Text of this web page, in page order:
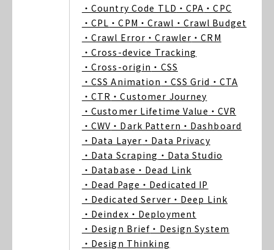
・Country Code TLD ・CPA ・CPC
・CPL ・CPM ・Crawl ・Crawl Budget
・Crawl Error ・Crawler ・CRM
・Cross-device Tracking
・Cross-origin ・CSS
・CSS Animation ・CSS Grid ・CTA
・CTR ・Customer Journey
・Customer Lifetime Value ・CVR
・CWV ・Dark Pattern ・Dashboard
・Data Layer ・Data Privacy
・Data Scraping ・Data Studio
・Database ・Dead Link
・Dead Page ・Dedicated IP
・Dedicated Server ・Deep Link
・Deindex ・Deployment
・Design Brief ・Design System
・Design Thinking